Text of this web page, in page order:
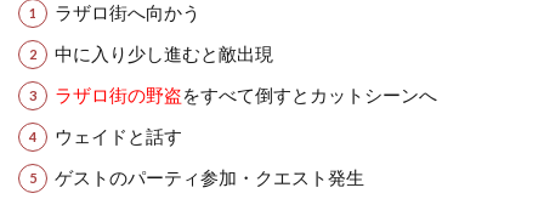
ラザロ街へ向かう
中に入り少し進むと敵出現
ラザロ街の野盗をすべて倒すとカットシーンへ
ウェイドと話す
ゲストのパーティ参加・クエスト発生